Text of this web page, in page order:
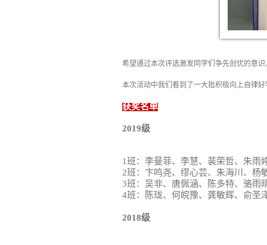
希望通过本次评选激发同学们争先创优的意
本次活动中我们看到了一大批积极向上自律
获奖名单
2019级
1班：李曼菲、李慧、裴荣哲、朱雨
2班：卞鸣尧、缪心芸、朱海川、杨
3班：吴非、唐佩涵、陈多特、骆雨
4班：陈珑、何皖豫、龚敏辉、俞圣
2018级